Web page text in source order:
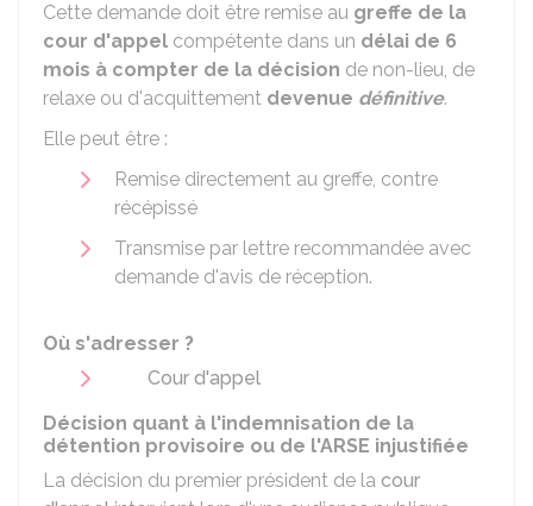
Cette demande doit être remise au greffe de la
cour d'appel compétente dans un délai de 6
mois à compter de la décision de non-lieu, de
relaxe ou d'acquittement devenue définitive.
Elle peut être :
Remise directement au greffe, contre
récépissé
Transmise par lettre recommandée avec
demande d'avis de réception.
Où s'adresser ?
Cour d'appel
Décision quant à l'indemnisation de la
détention provisoire ou de l'ARSE injustifiée
La décision du premier président de la cour